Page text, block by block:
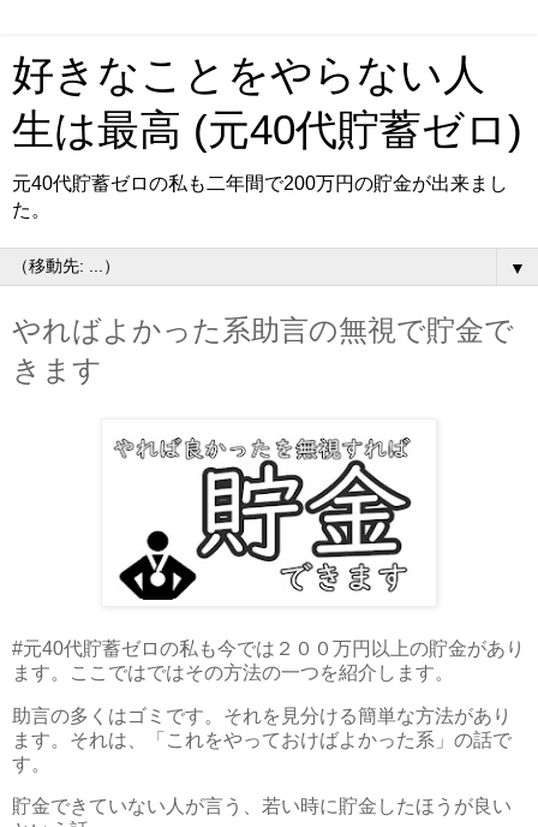
好きなことをやらない人
生は最高 (元40代貯蓄ゼロ)
元40代貯蓄ゼロの私も二年間で200万円の貯金が出来まし
た。
▼
やればよかった系助言の無視で貯金で
きます
#元40代貯蓄ゼロの私も今では２００万円以上の貯金があり
ます。ここではではその方法の一つを紹介します。
助言の多くはゴミです。それを見分ける簡単な方法があり
ます。それは、「これをやっておけばよかった系」の話で
す。
貯金できていない人が言う、若い時に貯金したほうが良い